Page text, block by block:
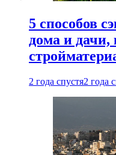
5 способов
дома и дачи,
2 года спустя2 года